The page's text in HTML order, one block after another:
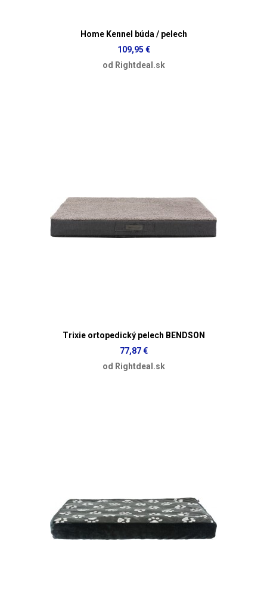
Home Kennel búda / pelech
109,95 €
od Rightdeal.sk
Trixie ortopedický pelech BENDSON
77,87 €
od Rightdeal.sk